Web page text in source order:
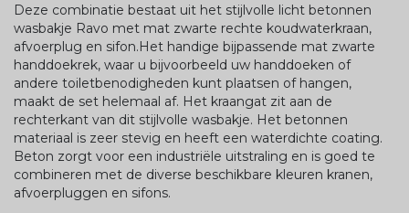
Deze combinatie bestaat uit het stijlvolle licht betonnen
wasbakje Ravo met mat zwarte rechte koudwaterkraan,
afvoerplug en sifon.Het handige bijpassende mat zwarte
handdoekrek, waar u bijvoorbeeld uw handdoeken of
andere toiletbenodigheden kunt plaatsen of hangen,
maakt de set helemaal af. Het kraangat zit aan de
rechterkant van dit stijlvolle wasbakje. Het betonnen
materiaal is zeer stevig en heeft een waterdichte coating.
Beton zorgt voor een industriële uitstraling en is goed te
combineren met de diverse beschikbare kleuren kranen,
afvoerpluggen en sifons.